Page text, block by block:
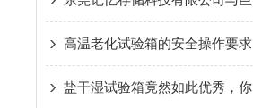
高温老化试验箱的安全操作要求